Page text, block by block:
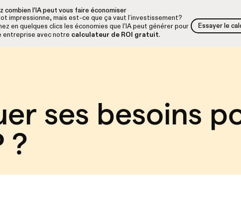
combien l’IA peut vous faire économiser
impressionne, mais est-ce que ça vaut l’investissement?
en quelques clics les économies que l'IA peut générer pour
entreprise avec notre calculateur de ROI gratuit.
Essayer le
Essayer le
ses besoins
?